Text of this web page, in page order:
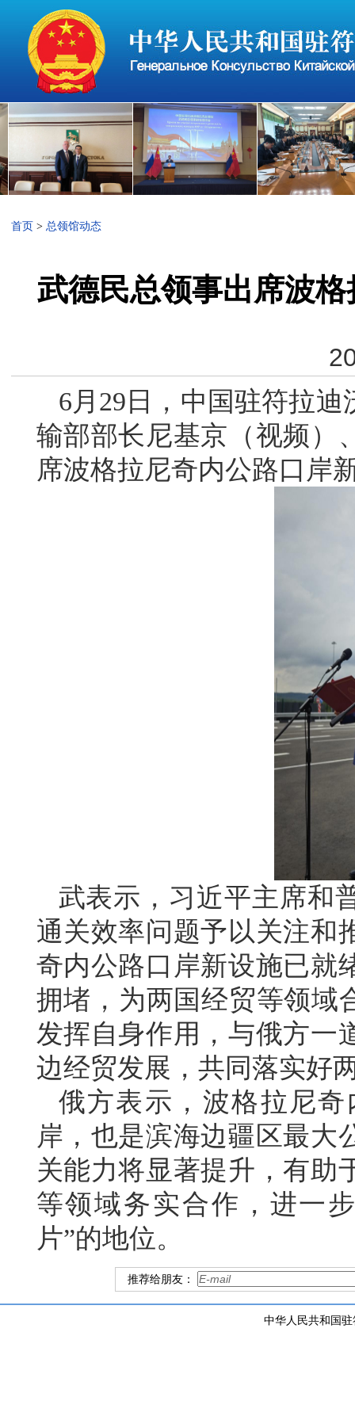
首页 > 总领馆动态
武德民总领事出席波
6月29日，中国驻符拉
输部部长尼基京（视频）
席波格拉尼奇内公路口岸
武表示，习近平主席和
通关效率问题予以关注和
奇内公路口岸新设施已就
拥堵，为两国经贸等领域
发挥自身作用，与俄方一
边经贸发展，共同落实好
俄方表示，波格拉尼
岸，也是滨海边疆区最大
关能力将显著提升，有助
等领域务实合作，进一
片”的地位。
推荐给朋友：
中华人民共和国